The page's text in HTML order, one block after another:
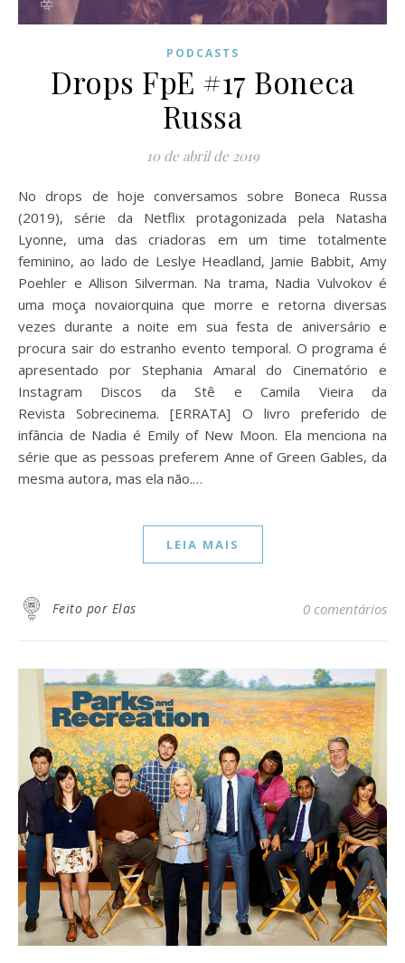
PODCASTS
Drops FpE #17 Boneca
Russa
10 de abril de 2019
No drops de hoje conversamos sobre Boneca Russa
(2019), série da Netflix protagonizada pela Natasha
Lyonne, uma das criadoras em um time totalmente
feminino, ao lado de Leslye Headland, Jamie Babbit, Amy
Poehler e Allison Silverman. Na trama, Nadia Vulvokov é
uma moça novaiorquina que morre e retorna diversas
vezes durante a noite em sua festa de aniversário e
procura sair do estranho evento temporal. O programa é
apresentado por Stephania Amaral do Cinematório e
Instagram Discos da Stê e Camila Vieira da
Revista Sobrecinema. [ERRATA] O livro preferido de
infância de Nadia é Emily of New Moon. Ela menciona na
série que as pessoas preferem Anne of Green Gables, da
mesma autora, mas ela não.…
LEIA MAIS
Feito por Elas 0 comentários